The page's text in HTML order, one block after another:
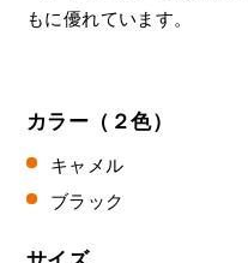
もに優れています。
カラー（２色）
キャメル
ブラック